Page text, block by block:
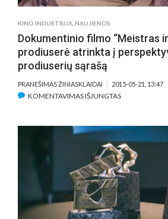
VERSDAMA
SKAUSMĄ“
KINO INDUSTRIJA,NAUJIENOS
Dokumentinio filmo “Meistras
prodiuserė atrinkta į
prodiuserių sąrašą
PRANEŠIMAS ŽINIASKLAIDAI 2015-05-21, 13:47
KOMENTAVIMAS IŠJUNGTASĮRAŠE
IR
TATJANA”
PRODIUSERĖ
ATRINKTA
Į